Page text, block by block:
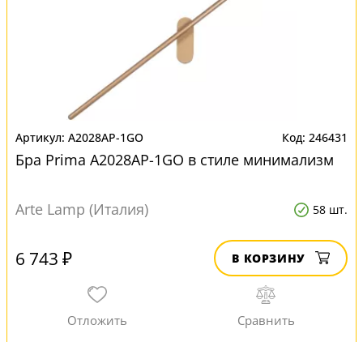
A2028AP-1GO 246431
Бра Prima A2028AP-1GO в стиле минимализм
Arte Lamp (Италия) 58 шт.
6 743 ₽ В КОРЗИНУ